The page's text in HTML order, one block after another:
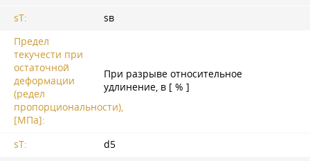
sT:
sв
Предел
текучести при
остаточной
деформации
(редел
пропорциональности),
[МПа]:
При разрыве относительное
удлинение, в [ % ]
sT:
d5